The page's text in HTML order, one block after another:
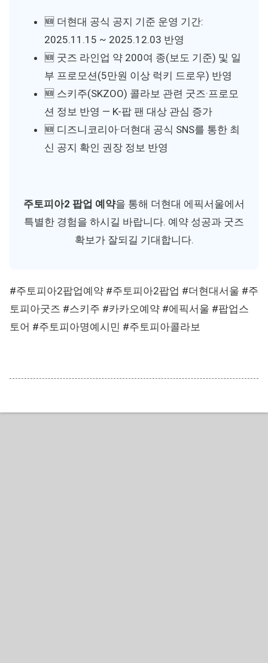
🆕 더현대 공식 공지 기준 운영 기간:
2025.11.15 ~ 2025.12.03 반영
🆕 굿즈 라인업 약 200여 종(보도 기준) 및 일
부 프로모션(5만원 이상 럭키 드로우) 반영
🆕 스키주(SKZOO) 콜라보 관련 굿즈·프로모
션 정보 반영 — K-팝 팬 대상 관심 증가
🆕 디즈니코리아·더현대 공식 SNS를 통한 최
신 공지 확인 권장 정보 반영
주토피아2 팝업 예약을 통해 더현대 에픽서울에서
특별한 경험을 하시길 바랍니다. 예약 성공과 굿즈
확보가 잘되길 기대합니다.
#주토피아2팝업예약 #주토피아2팝업 #더현대서울 #주
토피아굿즈 #스키주 #카카오예약 #에픽서울 #팝업스
토어 #주토피아명예시민 #주토피아콜라보